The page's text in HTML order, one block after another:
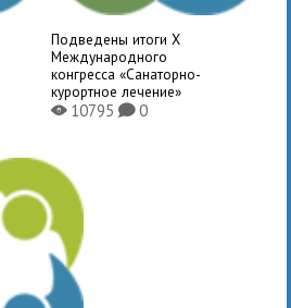
Подведены итоги X
Международного
конгресса «Санаторно-
курортное лечение»
X10795 K0